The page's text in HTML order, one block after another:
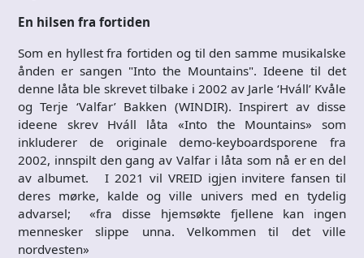
En hilsen fra fortiden
Som en hyllest fra fortiden og til den samme musikalske
ånden er sangen "Into the Mountains". Ideene til det
denne låta ble skrevet tilbake i 2002 av Jarle ‘Hváll’ Kvåle
og Terje ‘Valfar’ Bakken (WINDIR). Inspirert av disse
ideene skrev Hváll låta «Into the Mountains» som
inkluderer de originale demo-keyboardsporene fra
2002, innspilt den gang av Valfar i låta som nå er en del
av albumet. I 2021 vil VREID igjen invitere fansen til
deres mørke, kalde og ville univers med en tydelig
advarsel; «fra disse hjemsøkte fjellene kan ingen
mennesker slippe unna. Velkommen til det ville
nordvesten»